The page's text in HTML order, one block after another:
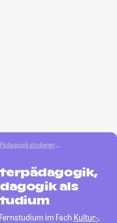
Pädagogik studieren
als
im Fach Kultur-,